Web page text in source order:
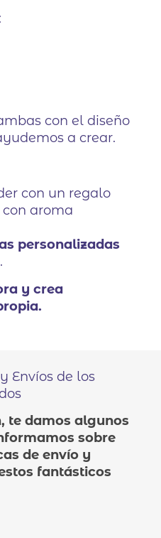
con el diseño
a crear.
con un regalo
aroma
personalizadas
y crea
Envíos de los
te damos algunos
sobre
de envío y
fantásticos